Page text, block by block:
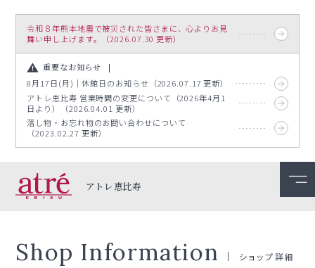
令和８年熊本地震で被災された皆さまに、心よりお見
舞い申し上げます。（2026.07.30 更新）
重要なお知らせ
8月17日(月)｜休館日のお知らせ（2026.07.17 更新）
アトレ恵比寿 営業時間の変更について（2026年4月1
日より）（2026.04.01 更新）
落し物・お忘れ物のお問い合わせについて
（2023.02.27 更新）
アトレ恵比寿
Shop Information ショップ詳細